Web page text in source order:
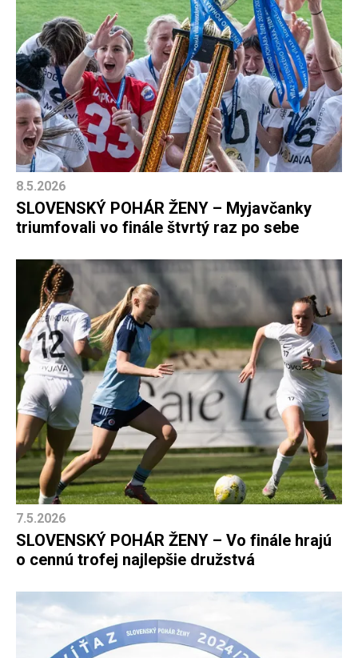
8.5.2026
SLOVENSKÝ POHÁR ŽENY – Myjavčanky
triumfovali vo finále štvrtý raz po sebe
7.5.2026
SLOVENSKÝ POHÁR ŽENY – Vo finále hrajú
o cennú trofej najlepšie družstvá